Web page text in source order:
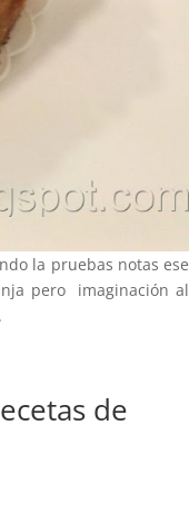
la pruebas notas ese
pero imaginación al
de